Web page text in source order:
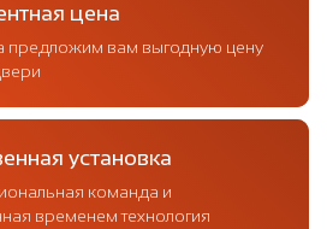
цена
предложим вам выгодную цену
установка
команда и
временем технология